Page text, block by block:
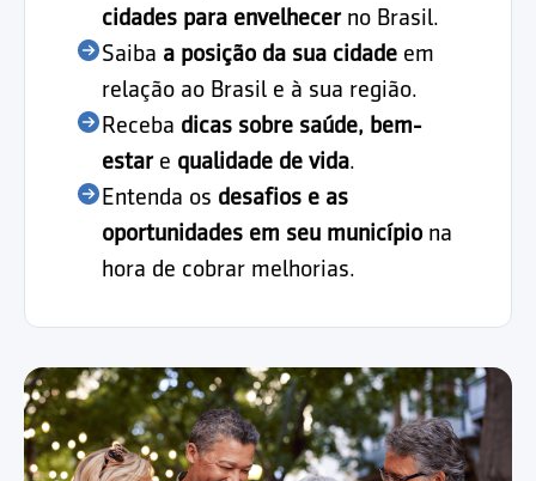
cidades para envelhecerno Brasil.
Saiba a posição da sua cidade em
relação ao Brasil e à sua região.
Receba dicas sobre saúde, bem-
estare qualidade de vida.
Entenda os desafios e as
oportunidades em seu município na
hora de cobrar melhorias.